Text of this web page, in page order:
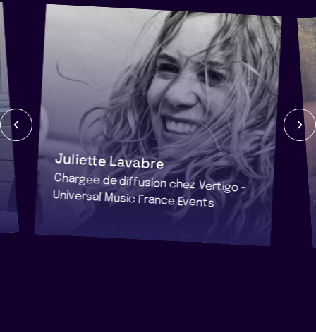
Juliette Lavabre
Chargée de diffusion chez Vertigo -
Universal Music France Events